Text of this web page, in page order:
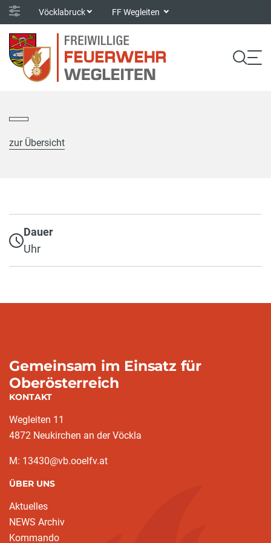
Vöcklabruck FF Wegleiten
zur Übersicht
Dauer
Uhr
Gemeinsam im Einsatz für
Oberösterreich
KONTAKT
Wegleiten 11
4872 Neukirchen an der Vöckla
M: 13430@vb.ooelfv.at
ÜBER UNS
Aktuelles
NEWS Archiv
Kommando